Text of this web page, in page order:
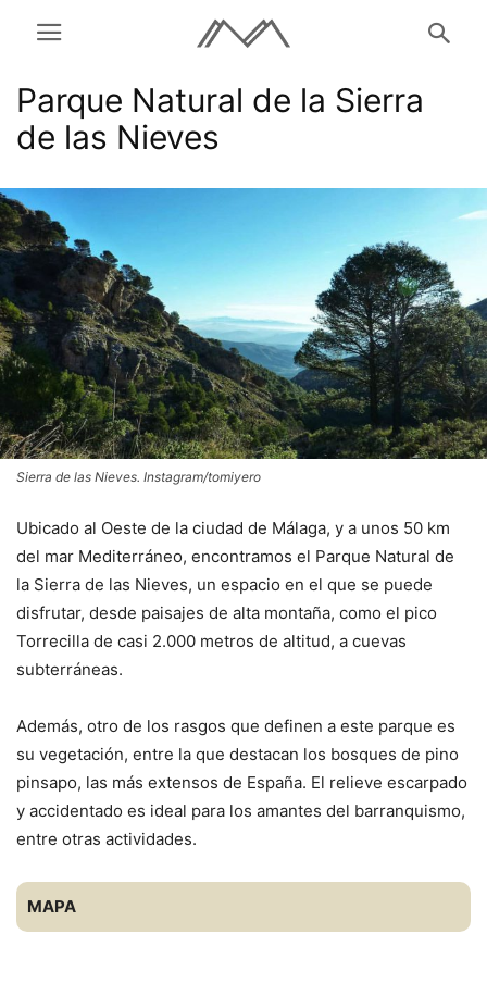
Parque Natural de la Sierra
de las Nieves
Sierra de las Nieves. Instagram/tomiyero
Ubicado al Oeste de la ciudad de Málaga, y a unos 50 km
del mar Mediterráneo, encontramos el Parque Natural de
la Sierra de las Nieves, un espacio en el que se puede
disfrutar, desde paisajes de alta montaña, como el pico
Torrecilla de casi 2.000 metros de altitud, a cuevas
subterráneas.
Además, otro de los rasgos que definen a este parque es
su vegetación, entre la que destacan los bosques de pino
pinsapo, las más extensos de España. El relieve escarpado
y accidentado es ideal para los amantes del barranquismo,
entre otras actividades.
MAPA